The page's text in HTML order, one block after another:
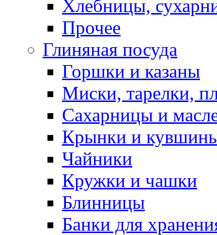
Хлебницы,
Прочее
Глиняная посуда
Горшки и казаны
Миски, тарелки,
Сахарницы и
Крынки и
Чайники
Кружки и чашки
Блинницы
Банки для